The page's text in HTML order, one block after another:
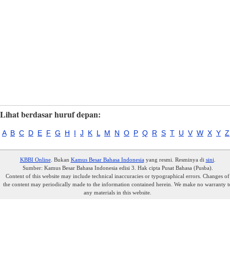
Lihat berdasar huruf depan:
A B C D E F G H I J K L M N O P Q R S T U V W X Y Z
KBBI Online. Bukan Kamus Besar Bahasa Indonesiayang resmi. Resminya di sini
Sumber: Kamus Besar Bahasa Indonesia edisi 3. Hak cipta Pusat Bahasa (Pusba).
Content of this website may include technical inaccuracies or typographical errors. Changes of
the content may periodically made to the information contained herein. We make no warranty
any materials in this website.